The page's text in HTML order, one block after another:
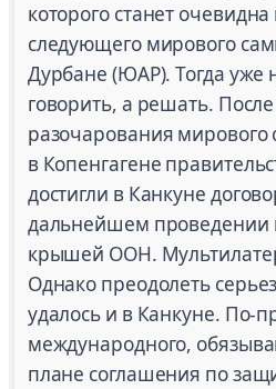
которого станет
следующего мирового
Дурбане (ЮАР). Тогда уже
говорить, а решать.
разочарования мирового
в Копенгагене
достигли в Канкуне
дальнейшем проведении
крышей ООН.
Однако преодолеть
удалось и в Канкуне. По-
международного,
плане соглашения по